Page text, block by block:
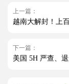
上一篇：
越南大解封！上
下一篇：